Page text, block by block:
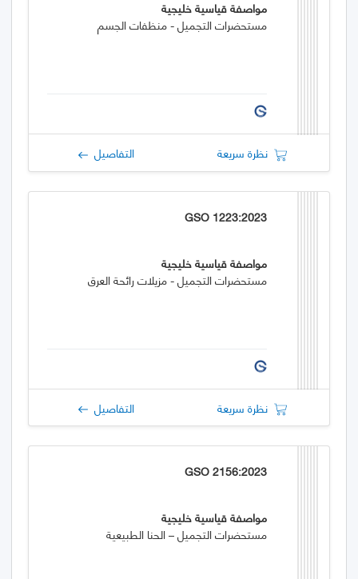
مواصفة قياسية خليجية
مستحضرات التجميل - منظفات الجسم
نظرة سريعة التفاصيل
GSO 1223:2023
مواصفة قياسية خليجية
مستحضرات التجميل - مزيلات رائحة العرق
نظرة سريعة التفاصيل
GSO 2156:2023
مواصفة قياسية خليجية
مستحضرات التجميل – الحنا الطبيعية